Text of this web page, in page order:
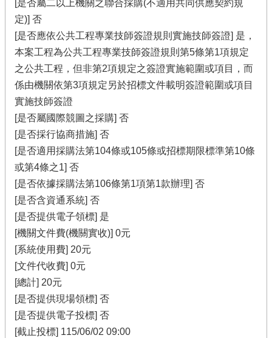
[是否屬二以上機關之聯合採購(不適用共同供應契約規
定)] 否
[是否應依公共工程專業技師簽證規則實施技師簽證] 是，
本案工程為公共工程專業技師簽證規則第5條第1項規定
之公共工程，但非第2項規定之簽證實施範圍或項目，而
係由機關依第3項規定另於招標文件載明簽證範圍或項目
實施技師簽證
[是否屬國際競圖之採購] 否
[是否採行協商措施] 否
[是否適用採購法第104條或105條或招標期限標準第10條
或第4條之1] 否
[是否依據採購法第106條第1項第1款辦理] 否
[是否含資通系統] 否
[是否提供電子領標] 是
[機關文件費(機關實收)] 0元
[系統使用費] 20元
[文件代收費] 0元
[總計] 20元
[是否提供現場領標] 否
[是否提供電子投標] 否
[截止投標] 115/06/02 09:00